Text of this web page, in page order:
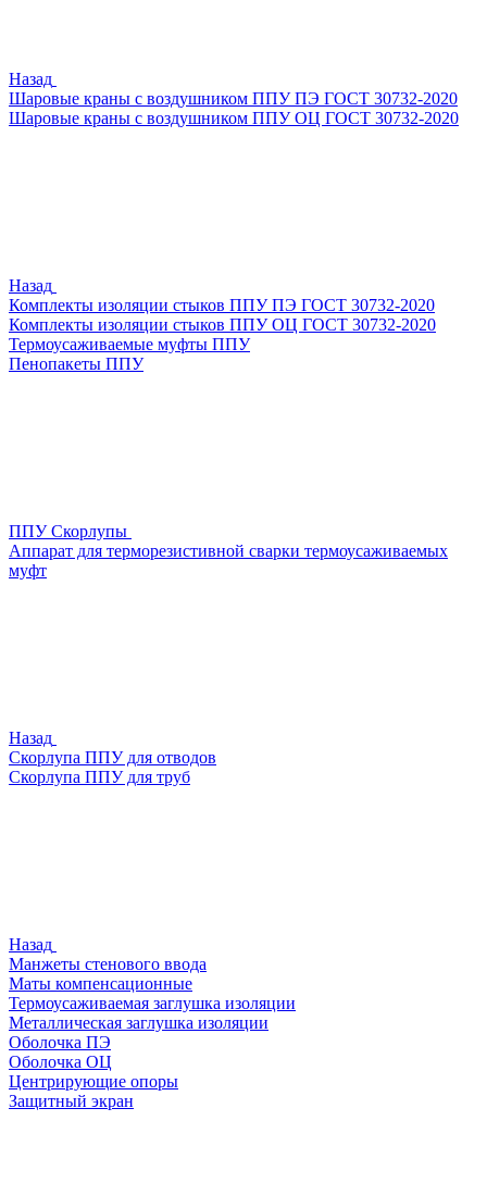
Назад
Шаровые краны с воздушником ППУ ПЭ ГОСТ 30732-2020
Шаровые краны с воздушником ППУ ОЦ ГОСТ 30732-2020
Назад
Комплекты изоляции стыков ППУ ПЭ ГОСТ 30732-2020
Комплекты изоляции стыков ППУ ОЦ ГОСТ 30732-2020
Термоусаживаемые муфты ППУ
Пенопакеты ППУ
ППУ Скорлупы
Аппарат для терморезистивной сварки термоусаживаемых
муфт
Назад
Скорлупа ППУ для отводов
Скорлупа ППУ для труб
Назад
Манжеты стенового ввода
Маты компенсационные
Термоусаживаемая заглушка изоляции
Металлическая заглушка изоляции
Оболочка ПЭ
Оболочка ОЦ
Центрирующие опоры
Защитный экран